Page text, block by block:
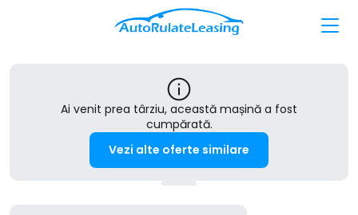
Ai venit prea târziu, această mașină a fost
cumpărată.
Vezi alte oferte similare